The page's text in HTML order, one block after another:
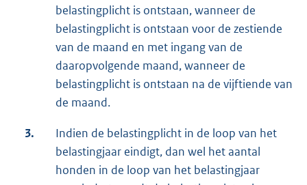
belastingplicht is ontstaan, wanneer de
belastingplicht is ontstaan voor de zestiende
van de maand en met ingang van de
daaropvolgende maand, wanneer de
belastingplicht is ontstaan na de vijftiende van
de maand.
3.
Indien de belastingplicht in de loop van het
belastingjaar eindigt, dan wel het aantal
honden in de loop van het belastingjaar